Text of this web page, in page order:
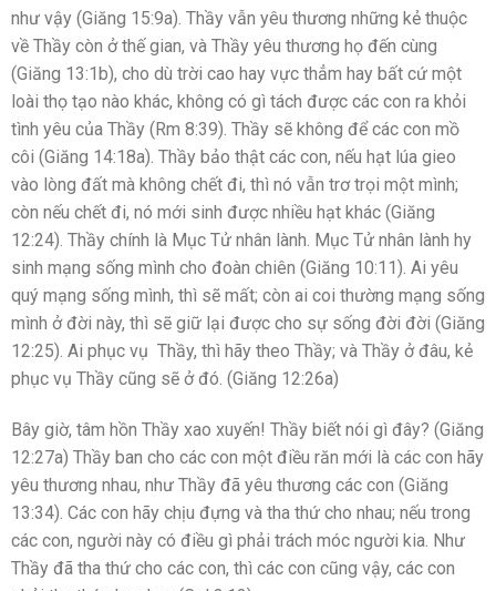
như vậy (Giăng 15:9a). Thầy vẫn yêu thương những kẻ thuộc
về Thầy còn ở thế gian, và Thầy yêu thương họ đến cùng
(Giăng 13:1b), cho dù trời cao hay vực thẳm hay bất cứ một
loài thọ tạo nào khác, không có gì tách được các con ra khỏi
tình yêu của Thầy (Rm 8:39). Thầy sẽ không để các con mồ
côi (Giăng 14:18a). Thầy bảo thật các con, nếu hạt lúa gieo
vào lòng đất mà không chết đi, thì nó vẫn trơ trọi một mình;
còn nếu chết đi, nó mới sinh được nhiều hạt khác (Giăng
12:24). Thầy chính là Mục Tử nhân lành. Mục Tử nhân lành hy
sinh mạng sống mình cho đoàn chiên (Giăng 10:11). Ai yêu
quý mạng sống mình, thì sẽ mất; còn ai coi thường mạng sống
mình ở đời này, thì sẽ giữ lại được cho sự sống đời đời (Giăng
12:25). Ai phục vụ Thầy, thì hãy theo Thầy; và Thầy ở đâu, kẻ
phục vụ Thầy cũng sẽ ở đó. (Giăng 12:26a)
Bây giờ, tâm hồn Thầy xao xuyến! Thầy biết nói gì đây? (Giăng
12:27a) Thầy ban cho các con một điều răn mới là các con hãy
yêu thương nhau, như Thầy đã yêu thương các con (Giăng
13:34). Các con hãy chịu đựng và tha thứ cho nhau; nếu trong
các con, người này có điều gì phải trách móc người kia. Như
Thầy đã tha thứ cho các con, thì các con cũng vậy, các con